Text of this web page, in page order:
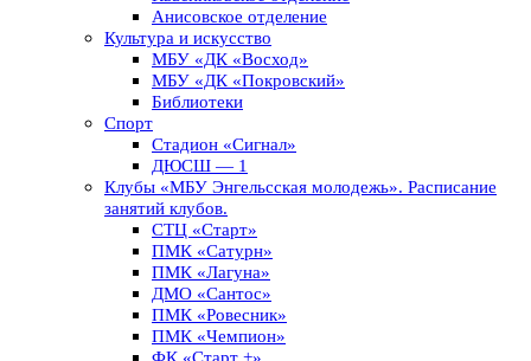
Анисовское отделение
Культура и искусство
МБУ «ДК «Восход»
МБУ «ДК «Покровский»
Библиотеки
Спорт
Стадион «Сигнал»
ДЮСШ — 1
Клубы «МБУ Энгельсская молодежь». Расписание
занятий клубов.
СТЦ «Старт»
ПМК «Сатурн»
ПМК «Лагуна»
ДМО «Сантос»
ПМК «Ровесник»
ПМК «Чемпион»